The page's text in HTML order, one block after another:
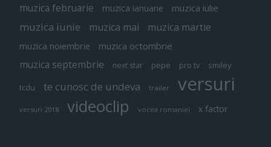
muzica februarie muzica ianuarie muzica iulie
muzica iunie muzica mai muzica martie
muzica noiembrie muzica octombrie
muzica septembrie next star pepe pro tv smiley
tcdu te cunosc de undeva trailer versuri
versuri 2018 videoclip vocea romaniei x factor